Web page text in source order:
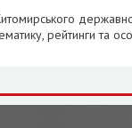
рейтинги та